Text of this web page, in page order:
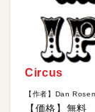
Circus
【作者】Dan
【価格】無料